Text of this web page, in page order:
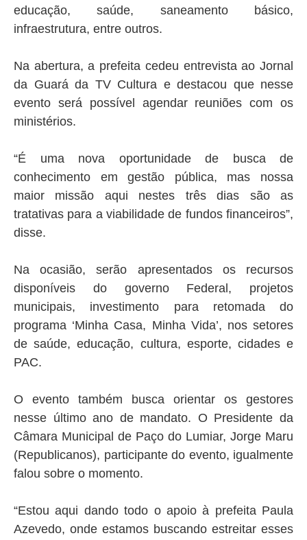
educação, saúde, saneamento básico,
infraestrutura, entre outros.
Na abertura, a prefeita cedeu entrevista ao Jornal
da Guará da TV Cultura e destacou que nesse
evento será possível agendar reuniões com os
ministérios.
“É uma nova oportunidade de busca de
conhecimento em gestão pública, mas nossa
maior missão aqui nestes três dias são as
tratativas para a viabilidade de fundos financeiros”,
disse.
Na ocasião, serão apresentados os recursos
disponíveis do governo Federal, projetos
municipais, investimento para retomada do
programa ‘Minha Casa, Minha Vida’, nos setores
de saúde, educação, cultura, esporte, cidades e
PAC.
O evento também busca orientar os gestores
nesse último ano de mandato. O Presidente da
Câmara Municipal de Paço do Lumiar, Jorge Maru
(Republicanos), participante do evento, igualmente
falou sobre o momento.
“Estou aqui dando todo o apoio à prefeita Paula
Azevedo, onde estamos buscando estreitar esses